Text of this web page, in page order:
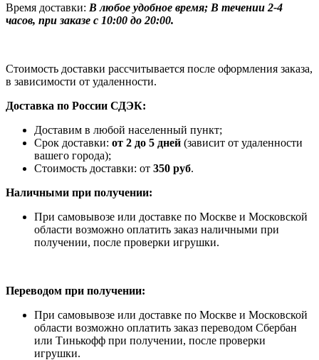
Время доставки: В любое удобное время; В течении 2-4
часов, при заказе с 10:00 до 20:00.
Стоимость доставки рассчитывается после оформления заказа,
в зависимости от удаленности.
Доставка по России СДЭК:
Доставим в любой населенный пункт;
Срок доставки: от 2 до 5 дней (зависит от удаленности
вашего города);
Стоимость доставки: от 350 руб.
Наличными при получении:
При самовывозе или доставке по Москве и Московской
области возможно оплатить заказ наличными при
получении, после проверки игрушки.
Переводом при получении:
При самовывозе или доставке по Москве и Московской
области возможно оплатить заказ переводом Сбербан
или Тинькофф при получении, после проверки
игрушки.